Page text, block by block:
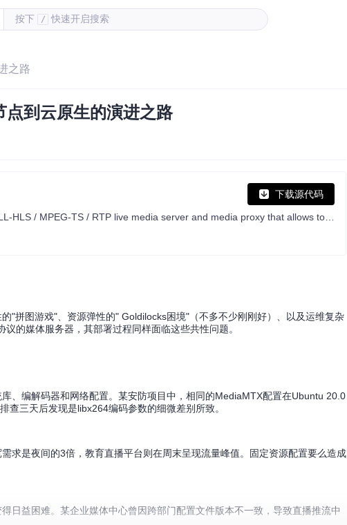
按下 / 快速开启搜索
之路
到云原生的演进之路
下载源代码
"拼图游戏"、资源弹性的" Goldilocks困境"（不多不少刚刚好）、以及运维复杂
的媒体服务器，其部署过程同样面临这些共性问题。
、编解码器和网络配置。某安防项目中，相同的MediaMTX配置在Ubuntu 20.0
三天后发现是libx264编码参数的细微差别所致。
是夜间的3倍，教育直播平台则在周末呈现流量峰值。固定资源配置要么造成
日益困难。某企业媒体中心曾因跨部门配置文件版本不一致，导致直播推流中